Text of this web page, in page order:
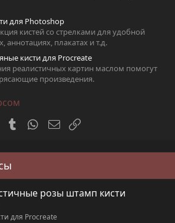
для Photoshop
кистей со стрелками для удобной
аннотациях, плакатах и т.д.
кисти для Procreate
реалистичных картин маслом помогут
произведения.
PinterestTumblrWhatsAppЭлектронная почта
розы штамп кисти
для Procreate